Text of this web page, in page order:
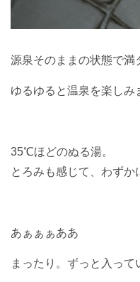
源泉そのままの状態で満
ゆるゆると温泉を楽しみ
35℃ほどのぬる湯。
とろみも感じて、わずか
あぁぁぁああ
まったり。ずっと入って